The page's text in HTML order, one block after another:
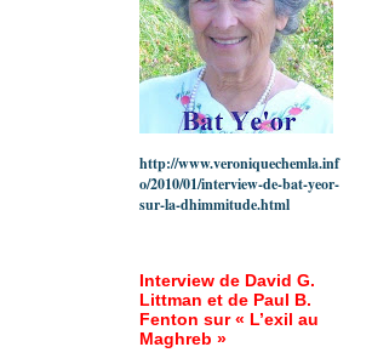
http://www.veroniquechemla.inf
o/2010/01/interview-de-bat-yeor-
sur-la-dhimmitude.html
Interview de David G.
Littman et de Paul B.
Fenton sur « L’exil au
Maghreb »